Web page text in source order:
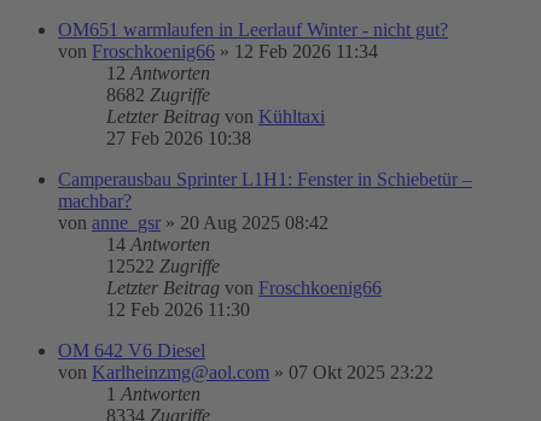
OM651 warmlaufen in Leerlauf Winter - nicht gut?
von Froschkoenig66 » 12 Feb 2026 11:34
12 Antworten
8682 Zugriffe
Letzter Beitrag von Kühltaxi
27 Feb 2026 10:38
Camperausbau Sprinter L1H1: Fenster in Schiebetür –
machbar?
von anne_gsr » 20 Aug 2025 08:42
14 Antworten
12522 Zugriffe
Letzter Beitrag von Froschkoenig66
12 Feb 2026 11:30
OM 642 V6 Diesel
von Karlheinzmg@aol.com » 07 Okt 2025 23:22
1 Antworten
8334 Zugriffe